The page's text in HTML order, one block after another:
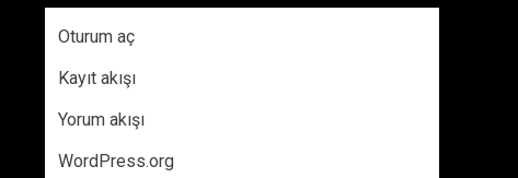
Oturum aç
Kayıt akışı
Yorum akışı
WordPress.org